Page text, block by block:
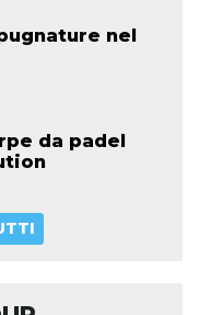
nel
da padel